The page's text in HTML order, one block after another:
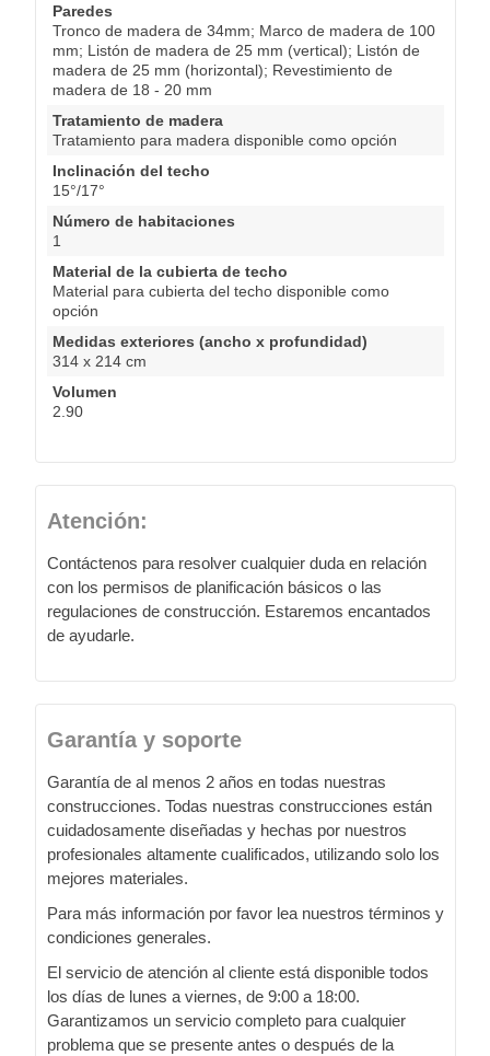
Paredes
Tronco de madera de 34mm; Marco de madera de 100
mm; Listón de madera de 25 mm (vertical); Listón de
madera de 25 mm (horizontal); Revestimiento de
madera de 18 - 20 mm
Tratamiento de madera
Tratamiento para madera disponible como opción
Inclinación del techo
15°/17°
Número de habitaciones
1
Material de la cubierta de techo
Material para cubierta del techo disponible como
opción
Medidas exteriores (ancho x profundidad)
314 x 214 cm
Volumen
2.90
Atención:
Contáctenos para resolver cualquier duda en relación
con los permisos de planificación básicos o las
regulaciones de construcción. Estaremos encantados
de ayudarle.
Garantía y soporte
Garantía de al menos 2 años en todas nuestras
construcciones. Todas nuestras construcciones están
cuidadosamente diseñadas y hechas por nuestros
profesionales altamente cualificados, utilizando solo los
mejores materiales.
Para más información por favor lea nuestros términos y
condiciones generales.
El servicio de atención al cliente está disponible todos
los días de lunes a viernes, de 9:00 a 18:00.
Garantizamos un servicio completo para cualquier
problema que se presente antes o después de la